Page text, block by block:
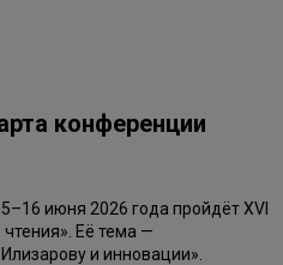
конференции
июня 2026 года пройдёт XVI
Её тема —
и инновации».